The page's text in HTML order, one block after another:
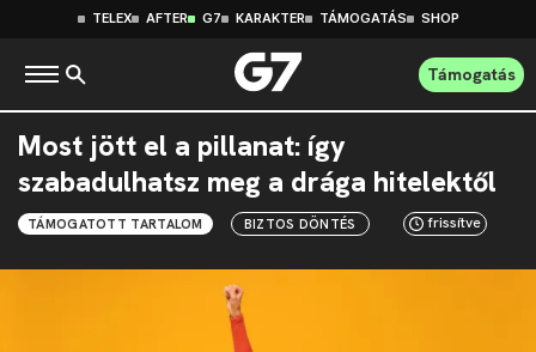
TELEX AFTER G7 KARAKTER TÁMOGATÁS SHOP
Támogatás
Most jött el a pillanat: így
szabadulhatsz meg a drága hitelektől
TÁMOGATOTT TARTALOM BIZTOS DÖNTÉS frissítve